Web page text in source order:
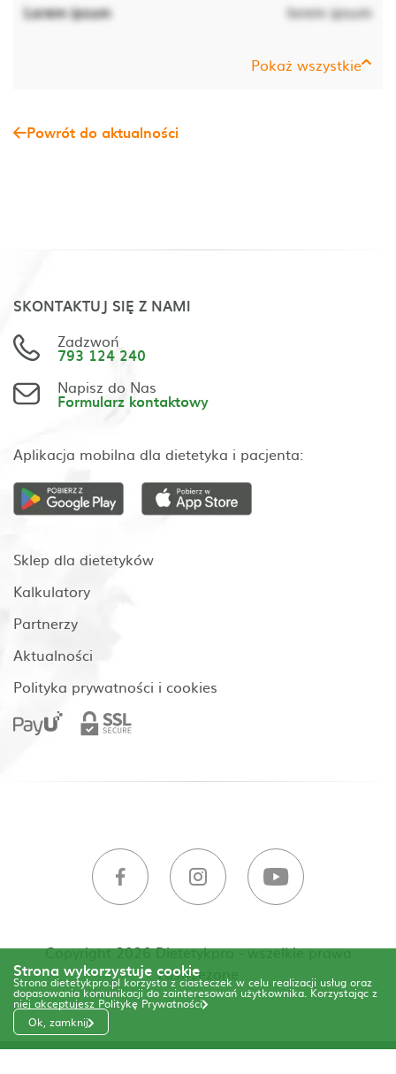
Lorem ipsum lorem ipsum
Pokaż wszystkie
Powrót do aktualności
SKONTAKTUJ SIĘ Z NAMI
Zadzwoń
793 124 240
Napisz do Nas
Formularz kontaktowy
Aplikacja mobilna dla dietetyka i pacjenta:
Sklep dla dietetyków
Kalkulatory
Partnerzy
Aktualności
Polityka prywatności i cookies
Copyright 2026 Dietetykpro - wszelkie prawa
zastrzeżone
Strona wykorzystuje cookie
Strona dietetykpro.pl korzysta z ciasteczek w celu realizacji usług oraz
dopasowania komunikacji do zainteresowań użytkownika. Korzystając z
niej akceptujesz Politykę Prywatności
Ok, zamknij